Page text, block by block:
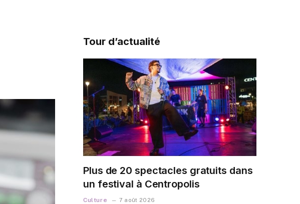
Tour d’actualité
Plus de 20 spectacles gratuits dans
un festival à Centropolis
Culture 7 août 2026